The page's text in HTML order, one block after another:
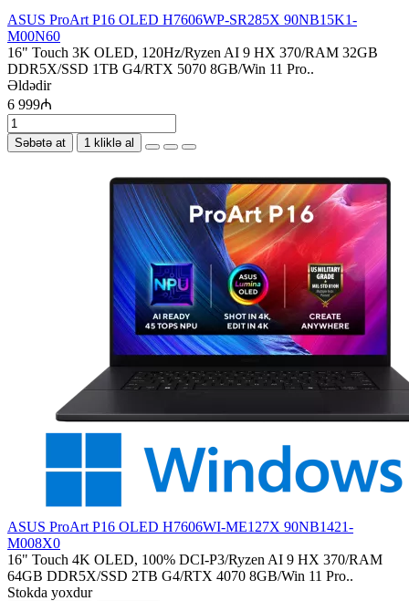
ASUS ProArt P16 OLED H7606WP-SR285X 90NB15K1-
M00N60
16" Touch 3K OLED, 120Hz/Ryzen AI 9 HX 370/RAM 32GB
DDR5X/SSD 1TB G4/RTX 5070 8GB/Win 11 Pro..
Əldədir
6 999₼
Səbətə at 1 kliklə al
ASUS ProArt P16 OLED H7606WI-ME127X 90NB1421-
M008X0
16" Touch 4K OLED, 100% DCI-P3/Ryzen AI 9 HX 370/RAM
64GB DDR5X/SSD 2TB G4/RTX 4070 8GB/Win 11 Pro..
Stokda yoxdur